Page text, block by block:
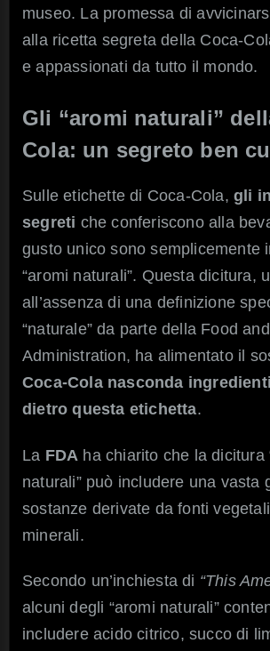
museo. La promessa di
alla ricetta segreta della Coca-
e appassionati da tutto il mondo.
Gli “aromi naturali”
Cola: un segreto ben
Sulle etichette di Coca-Cola, gli
segreti che conferiscono alla
gusto unico sono semplicemente
“aromi naturali”. Questa dicitura,
all’assenza di una definizione
“naturale” da parte della Food
Administration, ha alimentato il
Coca-Cola nasconda
dietro questa etichetta.
La FDA ha chiarito che la dicitura
naturali” può includere una vasta
sostanze derivate da fonti
minerali.
Secondo un’inchiesta di “This
alcuni degli “aromi naturali”
includere acido citrico, succo di